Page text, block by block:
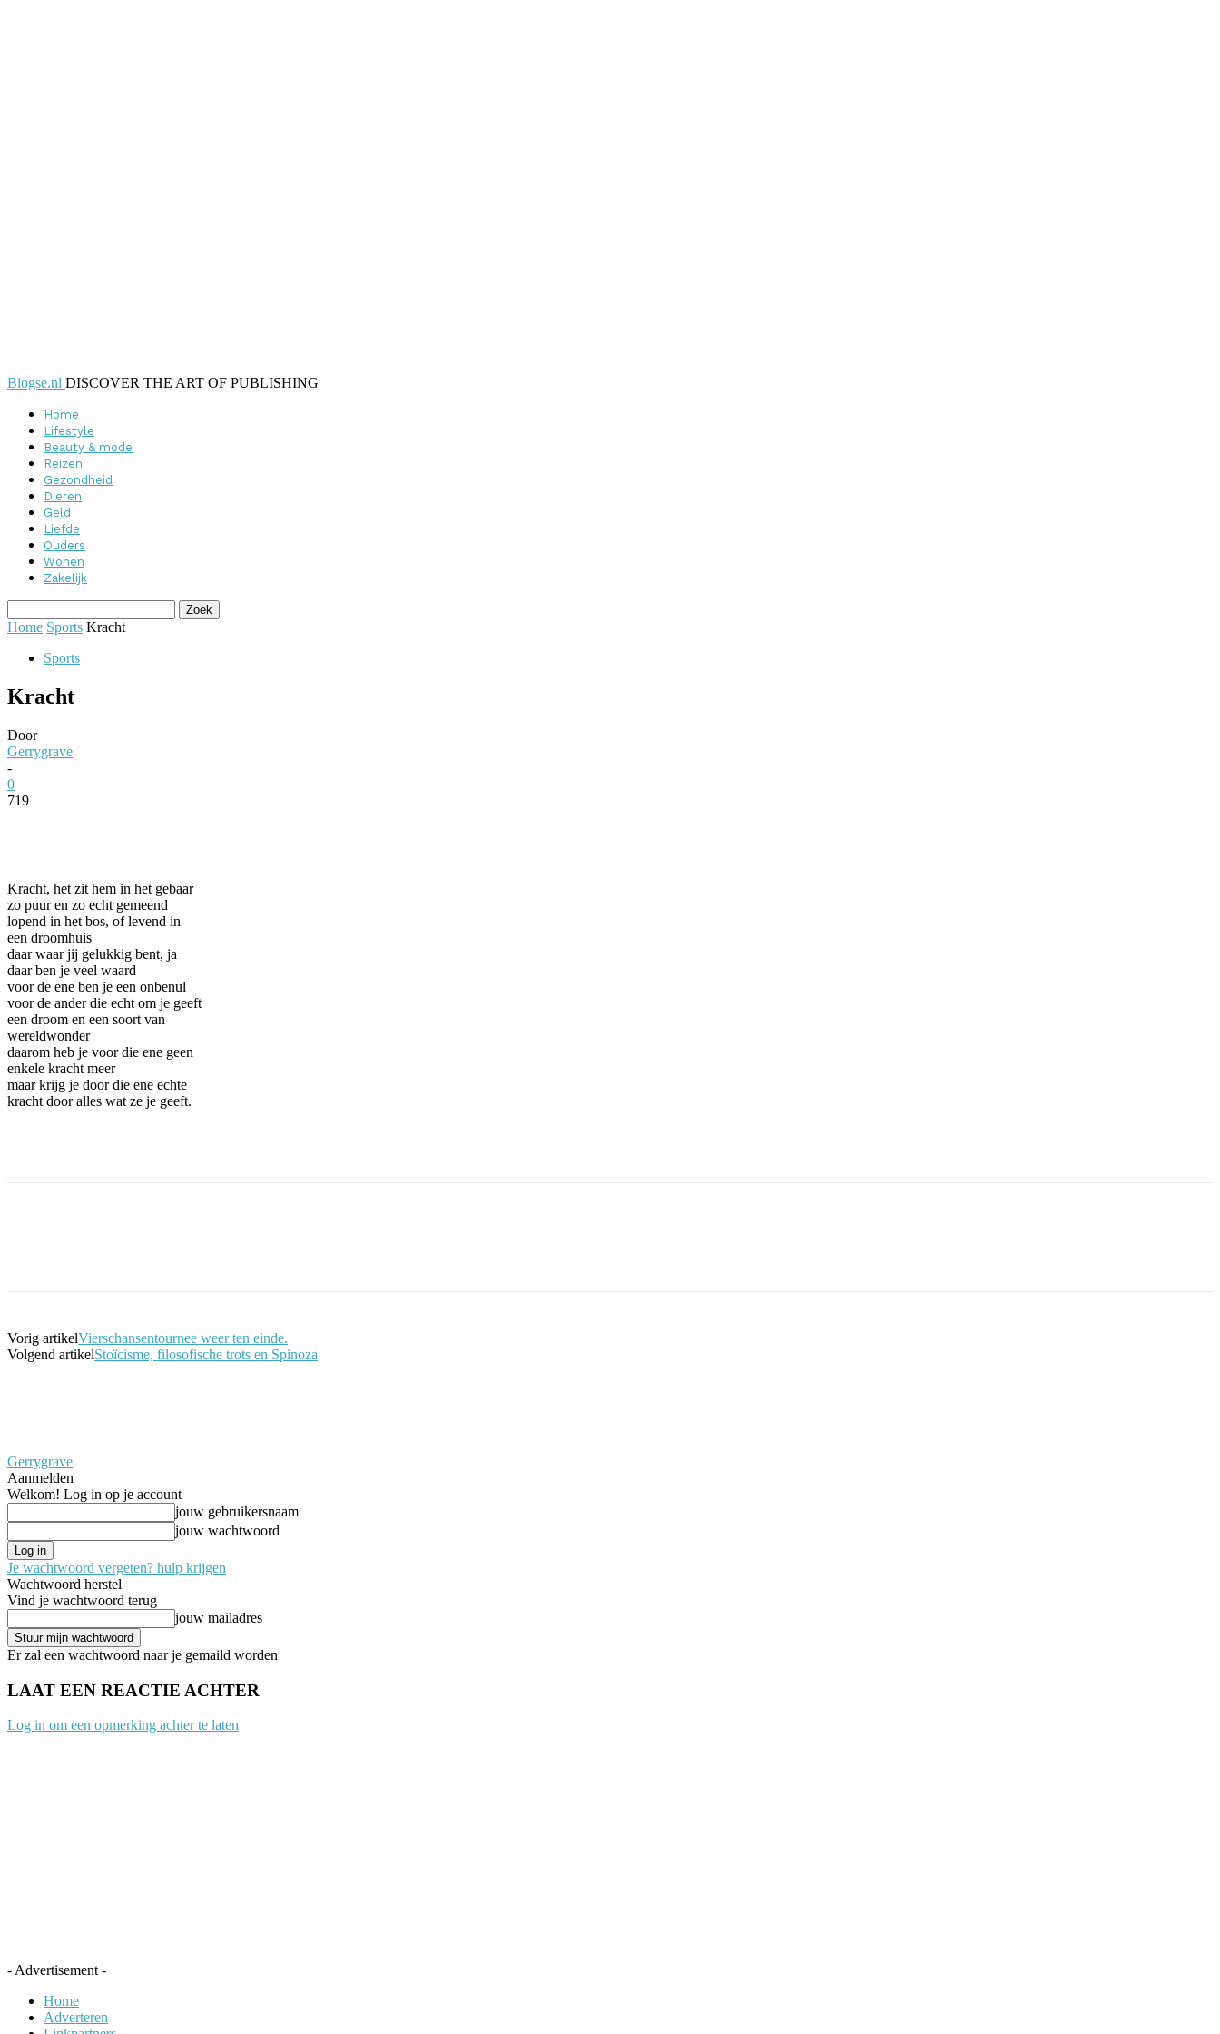
Blogse.nl DISCOVER THE ART OF PUBLISHING
Home
Lifestyle
Beauty & mode
Reizen
Gezondheid
Dieren
Geld
Liefde
Ouders
Wonen
Zakelijk
Home Sports Kracht
Sports
Kracht
Door
Gerrygrave
-
0
719
Kracht, het zit hem in het gebaar
zo puur en zo echt gemeend
lopend in het bos, of levend in
een droomhuis
daar waar jij gelukkig bent, ja
daar ben je veel waard
voor de ene ben je een onbenul
voor de ander die echt om je geeft
een droom en een soort van
wereldwonder
daarom heb je voor die ene geen
enkele kracht meer
maar krijg je door die ene echte
kracht door alles wat ze je geeft.
Vorig artikelVierschansentournee weer ten einde.
Volgend artikelStoïcisme, filosofische trots en Spinoza
Gerrygrave
Aanmelden
Welkom! Log in op je account
jouw gebruikersnaam
jouw wachtwoord
Je wachtwoord vergeten? hulp krijgen
Wachtwoord herstel
Vind je wachtwoord terug
jouw mailadres
Er zal een wachtwoord naar je gemaild worden
LAAT EEN REACTIE ACHTER
Log in om een opmerking achter te laten
- Advertisement -
Home
Adverteren